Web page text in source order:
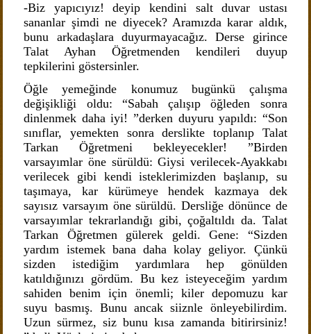
-Biz yapıcıyız! deyip kendini salt duvar ustası
sananlar şimdi ne diyecek? Aramızda karar aldık,
bunu arkadaşlara duyurmayacağız. Derse girince
Talat Ayhan Öğretmenden kendileri duyup
tepkilerini göstersinler.
Öğle yemeğinde konumuz bugünkü çalışma
değişikliği oldu: “Sabah çalışıp öğleden sonra
dinlenmek daha iyi! ”derken duyuru yapıldı: “Son
sınıflar, yemekten sonra derslikte toplanıp Talat
Tarkan Öğretmeni bekleyecekler! ”Birden
varsayımlar öne sürüldü: Giysi verilecek-Ayakkabı
verilecek gibi kendi isteklerimizden başlanıp, su
taşımaya, kar kürümeye hendek kazmaya dek
sayısız varsayım öne sürüldü. Dersliğe dönünce de
varsayımlar tekrarlandığı gibi, çoğaltıldı da. Talat
Tarkan Öğretmen gülerek geldi. Gene: “Sizden
yardım istemek bana daha kolay geliyor. Çünkü
sizden istediğim yardımlara hep gönülden
katıldığınızı gördüm. Bu kez isteyeceğim yardım
sahiden benim için önemli; kiler depomuzu kar
suyu basmış. Bunu ancak siiznle önleyebilirdim.
Uzun sürmez, siz bunu kısa zamanda bitirirsiniz!